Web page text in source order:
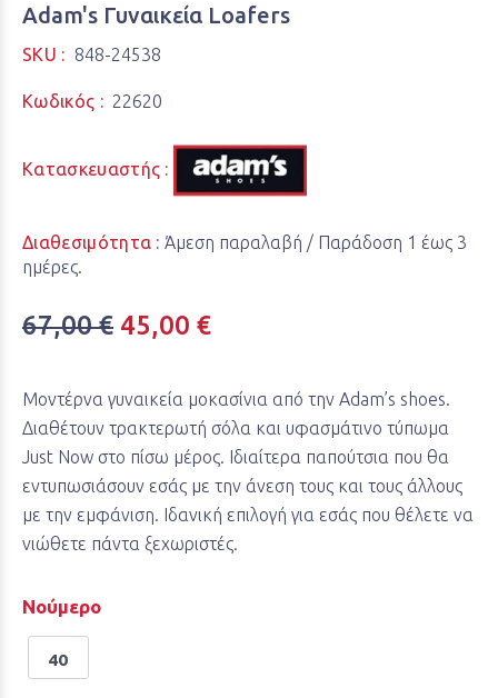
Adam's Γυναικεία Loafers
SKU : 848-24538
Κωδικός : 22620
Κατασκευαστής :
Διαθεσιμότητα :Άμεση παραλαβή / Παράδoση 1 έως 3
ημέρες.
67,00 € 45,00 €
Μοντέρνα γυναικεία μοκασίνια από την Adam’s shoes.
Διαθέτουν τρακτερωτή σόλα και υφασμάτινο τύπωμα
Just Now στο πίσω μέρος. Ιδιαίτερα παπούτσια που θα
εντυπωσιάσουν εσάς με την άνεση τους και τους άλλους
με την εμφάνιση. Ιδανική επιλογή για εσάς που θέλετε να
νιώθετε πάντα ξεχωριστές.
Νούμερο
40